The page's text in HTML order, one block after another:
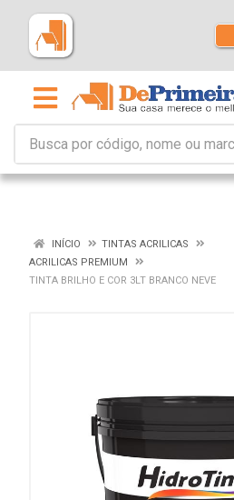
INÍCIO
TINTAS ACRILICAS
ACRILICAS PREMIUM
TINTA BRILHO E COR 3LT BRANCO NEVE